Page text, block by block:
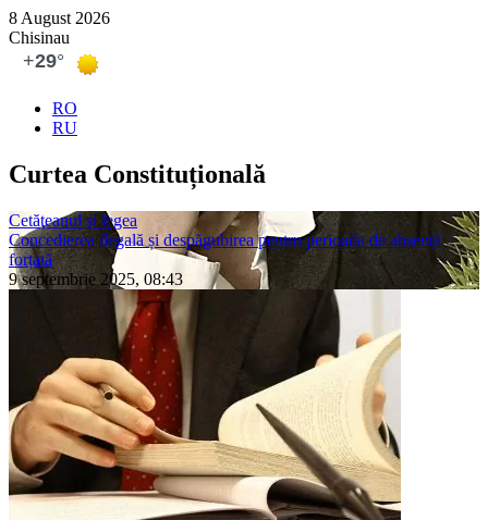
8 August 2026
Chisinau
RO
RU
Curtea Constituțională
Cetăţeanul şi legea
Concedierea ilegală și despăgubirea pentru perioada de absență
forțată
9 septembrie 2025, 08:43